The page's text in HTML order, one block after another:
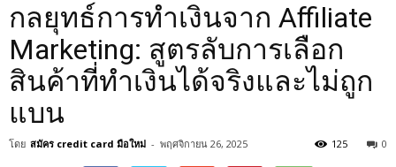
กลยุทธ์การทำเงินจาก Affiliate
Marketing: สูตรลับการเลือก
สินค้าที่ทำเงินได้จริงและไม่ถูก
แบน
โดย สมัคร credit card มือใหม่ - พฤศจิกายน 26, 2025 0
125